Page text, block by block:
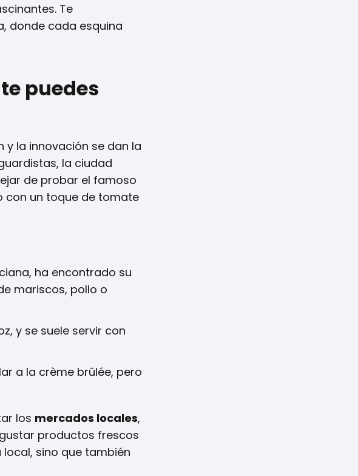
Te
donde cada esquina
puedes
y la innovación se dan la
la ciudad
de probar el famoso
con un toque de tomate
ha encontrado su
mariscos, pollo o
y se suele servir con
a la crème brûlée, pero
los mercados locales,
productos frescos
sino que también